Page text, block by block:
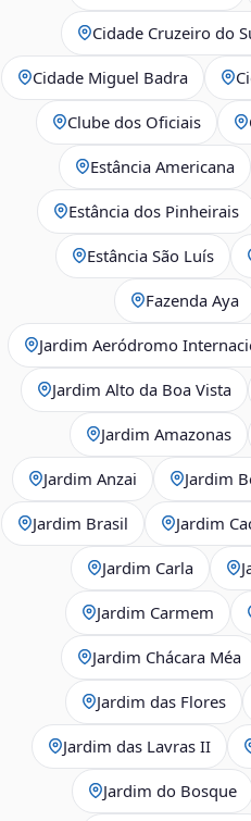
Cidade Cruzeiro do
Cidade Miguel Badra
Clube dos Oficiais
Estância Americana
Estância dos Pinheirais
Estância São Luís
Fazenda Aya
Jardim Aeródromo
Jardim Alto da Boa Vista
Jardim Amazonas
Jardim Anzai Jardim
Jardim Brasil Jardim
Jardim Carla
Jardim Carmem
Jardim Chácara Méa
Jardim das Flores
Jardim das Lavras II
Jardim do Bosque